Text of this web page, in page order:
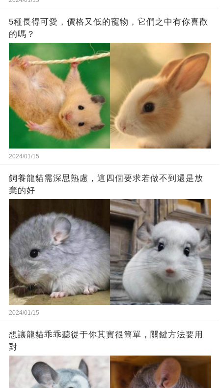
5種長得可愛，價格又低的寵物，它們之中有你喜歡
的嗎？
2024/01/15
飼養龍貓需深思熟慮，這四個要求若做不到還是放
棄的好
2024/01/15
想讓龍貓乖乖聽從于你其實很簡單，關鍵方法要用
對